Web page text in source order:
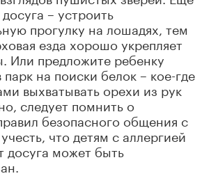
– устроить
прогулку на лошадях, тем
езда хорошо укрепляет
предложите ребенку
парк на поиски белок – кое-где
выхватывать орехи из рук
следует помнить о
безопасного общения с
что детям с аллергией
досуга может быть